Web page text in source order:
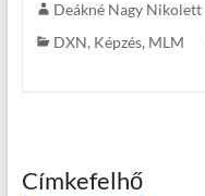
Deákné Nagy Nikolett
DXN, Képzés, MLM
Címkefelhő